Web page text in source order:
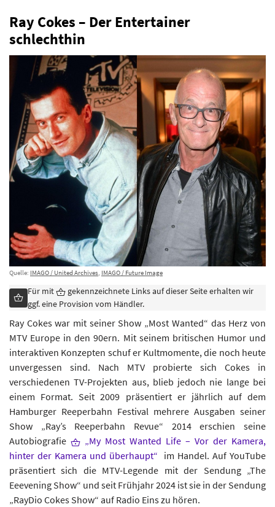
Ray Cokes – Der Entertainer
schlechthin
Quelle: IMAGO / United Archives, IMAGO / Future Image
Für mit
gekennzeichnete Links auf dieser Seite erhalten wir
ggf. eine Provision vom Händler.
Ray Cokes war mit seiner Show „Most Wanted“ das Herz von
MTV Europe in den 90ern. Mit seinem britischen Humor und
interaktiven Konzepten schuf er Kultmomente, die noch heute
unvergessen sind. Nach MTV probierte sich Cokes in
verschiedenen TV-Projekten aus, blieb jedoch nie lange bei
einem Format. Seit 2009 präsentiert er jährlich auf dem
Hamburger Reeperbahn Festival mehrere Ausgaben seiner
Show „Ray’s Reeperbahn Revue“ 2014 erschien seine
Autobiografie
„My Most Wanted Life – Vor der Kamera,
hinter der Kamera und überhaupt“ im Handel. Auf YouTube
präsentiert sich die MTV-Legende mit der Sendung „The
Eeevening Show“ und seit Frühjahr 2024 ist sie in der Sendung
„RayDio Cokes Show“ auf Radio Eins zu hören.